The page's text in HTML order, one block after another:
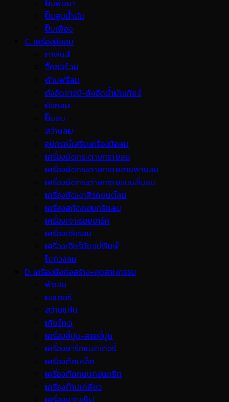
ปั๊มพ่นยา
ปั๊มสูบน้ำมัน
ปั๊มเฟือง
C. เครื่องมือลม
กาพ่นสี
จิ๊กซอร์ลม
ด้ามฟรีลม
ถังอัดจารบี-ถังอัดน้ำมันเกียร์
บ๊อกลม
ปั๊มลม
สว่านลม
อุปกรณ์เสริมเครื่องมือลม
เครื่องขัดกระดาษทรายลม
เครื่องขัดกระดาษทรายสายพานลม
เครื่องขัดกระดาษทรายแบบสั่นลม
เครื่องขัดเงาสีรถยนต์ลม
เครื่องสกัดคอนกรีตลม
เครื่องเจาะรอยอาร์ค
เครื่องเจียรลม
เครื่องเจียร์นัยแม่พิมพ์
ไขควงลม
D. เครื่องมือก่อสร้าง-อุตสาหกรรม
พ้ดลม
มอเตอร์
สว่านแท่น
เกียร์ทด
เครื่องจี้ปูน-สายจี้ปูน
เครื่องชาร์ตแบตเตอรี่
เครื่องดัดเหล็ก
เครื่องตัดถนนคอนกรีต
เครื่องต๊าปเกลียว
เครื่องบากแป๊ป